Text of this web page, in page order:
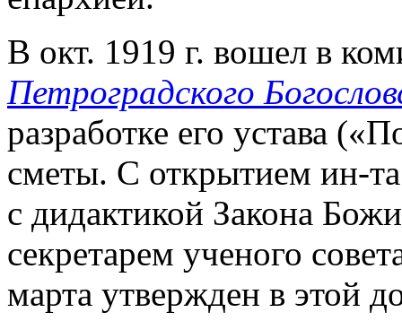
В окт. 1919 г. вошел в
Петроградского
разработке его устава
сметы. С открытием ин-та
с дидактикой Закона
секретарем ученого
марта утвержден в этой